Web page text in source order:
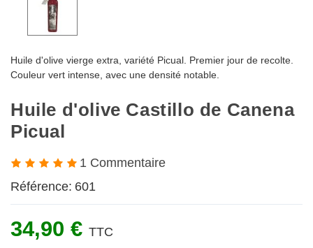
Huile d'olive vierge extra, variété Picual. Premier jour de recolte.
Couleur vert intense, avec une densité notable.
Huile d'olive Castillo de Canena
Picual
1 Commentaire
Référence: 601
34,90 € TTC